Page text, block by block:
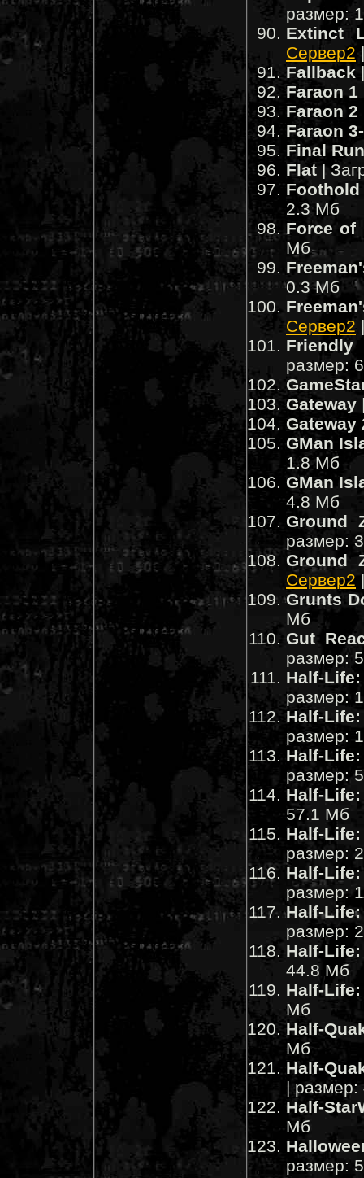
размер:
Extinct
Сервер2
Fallback
Faraon 1
Faraon 2
Faraon
Final Run
Flat |
Foothold
2.3 Мб
Force
Мб
0.3 Мб
Сервер2
Friendly
размер:
Gateway
Gateway
GMan
1.8 Мб
GMan
4.8 Мб
Ground
размер:
Ground
Сервер2
Grunts
Мб
Gut
размер:
Half-
размер:
Half-
размер:
Half-
размер:
Half-
57.1 Мб
Half-
размер:
Half-
размер:
Half-
размер:
Half-
44.8 Мб
Half-
Мб
Half-
Мб
Half-
|
Half-
Мб
размер: